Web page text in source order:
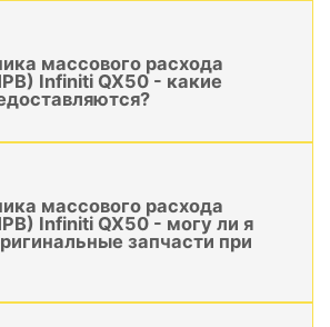
массового расхода
Infiniti QX50 - какие
массового расхода
Infiniti QX50 - могу ли я
запчасти при